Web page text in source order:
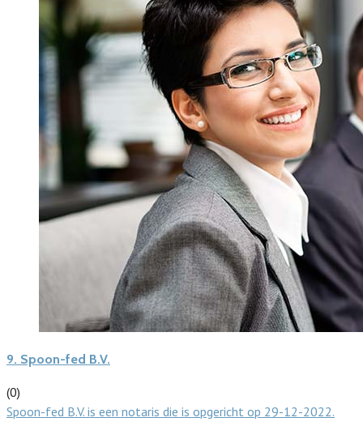
9. Spoon-fed B.V.
(0)
Spoon-fed B.V. is een notaris die is opgericht op 29-12-2022.